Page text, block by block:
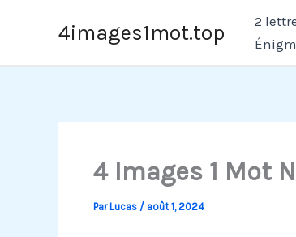
4images1mot.top 2
4 Images 1 Mot
ParLucas / août 1, 2024